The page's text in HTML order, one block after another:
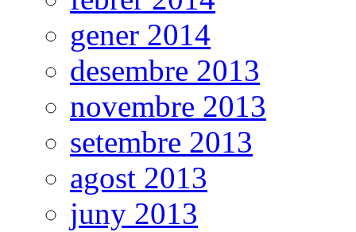
gener 2014
desembre 2013
novembre 2013
setembre 2013
agost 2013
juny 2013